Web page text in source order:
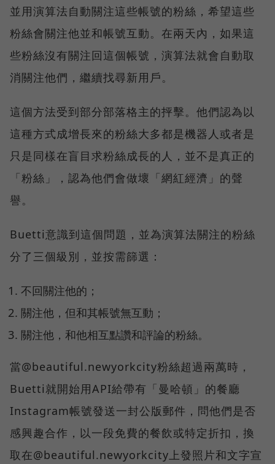
並用演算法自動關注這些帳號的粉絲，希望這些
粉絲會關注他並和帳號互動。在兩天內，如果這
些粉絲沒有關注回這個帳號，演算法就會自動取
消關注他們，繼續找尋新用戶。
這個方法受到部分部落格主的抨擊。他們認為以
這種方式成增長來的粉絲大多都是機器人或者是
只是同樣在盲目求粉絲成長的人，並不是真正的
「粉絲」，認為他們會做壞「網紅經濟」的聲
譽。
Buetti意識到這個問題，並為演算法關注的粉絲
分了三個級別，並按需篩選：
不回關注他的；
關注他，但和其帳號無互動；
關注他，和他相互點讚和評論的粉絲。
當@beautiful.newyorkcity粉絲超過兩萬時，
Buetti就開始用API給帶有「曼哈頓」的餐廳
Instagram帳號發送一封公版郵件，問他們是否
感興趣合作，以一段免費的餐飲或特定折扣，換
取在@beautiful.newyorkcity上發照片和文字宣